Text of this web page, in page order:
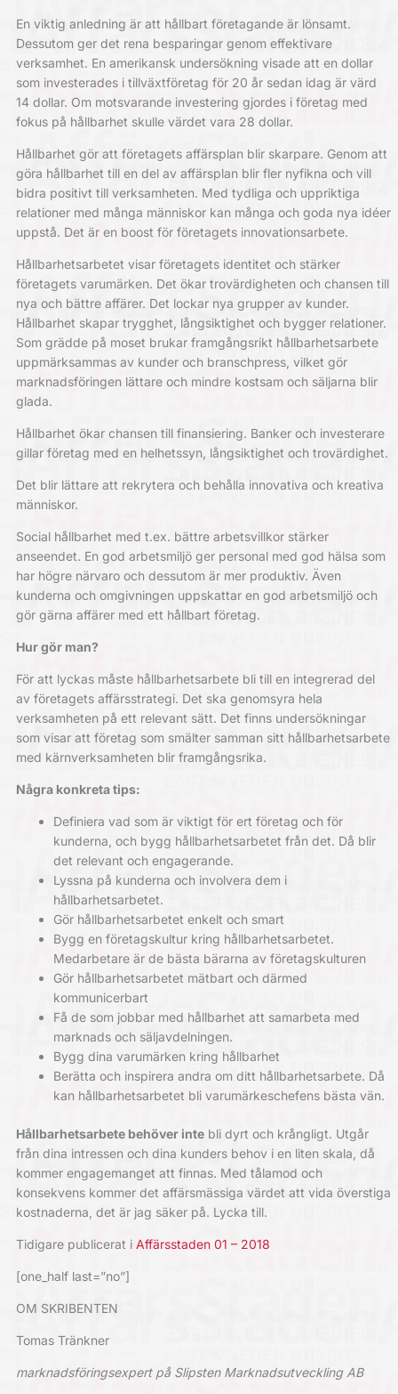
En viktig anledning är att hållbart företagande är lönsamt.
Dessutom ger det rena besparingar genom effektivare
verksamhet. En amerikansk undersökning visade att en dollar
som investerades i tillväxtföretag för 20 år sedan idag är värd
14 dollar. Om motsvarande investering gjordes i företag med
fokus på hållbarhet skulle värdet vara 28 dollar.
Hållbarhet gör att företagets affärsplan blir skarpare. Genom att
göra hållbarhet till en del av affärsplan blir fler nyfikna och vill
bidra positivt till verksamheten. Med tydliga och uppriktiga
relationer med många människor kan många och goda nya idéer
uppstå. Det är en boost för företagets innovationsarbete.
Hållbarhetsarbetet visar företagets identitet och stärker
företagets varumärken. Det ökar trovärdigheten och chansen till
nya och bättre affärer. Det lockar nya grupper av kunder.
Hållbarhet skapar trygghet, långsiktighet och bygger relationer.
Som grädde på moset brukar framgångsrikt hållbarhetsarbete
uppmärksammas av kunder och branschpress, vilket gör
marknadsföringen lättare och mindre kostsam och säljarna blir
glada.
Hållbarhet ökar chansen till finansiering. Banker och investerare
gillar företag med en helhetssyn, långsiktighet och trovärdighet.
Det blir lättare att rekrytera och behålla innovativa och kreativa
människor.
Social hållbarhet med t.ex. bättre arbetsvillkor stärker
anseendet. En god arbetsmiljö ger personal med god hälsa som
har högre närvaro och dessutom är mer produktiv. Även
kunderna och omgivningen uppskattar en god arbetsmiljö och
gör gärna affärer med ett hållbart företag.
Hur gör man?
För att lyckas måste hållbarhetsarbete bli till en integrerad del
av företagets affärsstrategi. Det ska genomsyra hela
verksamheten på ett relevant sätt. Det finns undersökningar
som visar att företag som smälter samman sitt hållbarhetsarbete
med kärnverksamheten blir framgångsrika.
Några konkreta tips:
Definiera vad som är viktigt för ert företag och för
kunderna, och bygg hållbarhetsarbetet från det. Då blir
det relevant och engagerande.
Lyssna på kunderna och involvera dem i
hållbarhetsarbetet.
Gör hållbarhetsarbetet enkelt och smart
Bygg en företagskultur kring hållbarhetsarbetet.
Medarbetare är de bästa bärarna av företagskulturen
Gör hållbarhetsarbetet mätbart och därmed
kommunicerbart
Få de som jobbar med hållbarhet att samarbeta med
marknads och säljavdelningen.
Bygg dina varumärken kring hållbarhet
Berätta och inspirera andra om ditt hållbarhetsarbete. Då
kan hållbarhetsarbetet bli varumärkeschefens bästa vän.
Hållbarhetsarbete behöver intebli dyrt och krångligt. Utgår
från dina intressen och dina kunders behov i en liten skala, då
kommer engagemanget att finnas. Med tålamod och
konsekvens kommer det affärsmässiga värdet att vida överstiga
kostnaderna, det är jag säker på. Lycka till.
Tidigare publicerat i Affärsstaden 01 – 2018
[one_half last=”no”]
OM SKRIBENTEN
Tomas Tränkner
marknadsföringsexpert på Slipsten Marknadsutveckling AB